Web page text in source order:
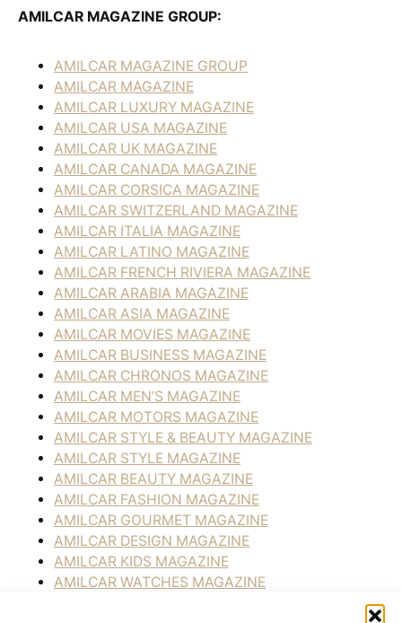
AMILCAR MAGAZINE GROUP:
AMILCAR MAGAZINE GROUP
AMILCAR MAGAZINE
AMILCAR LUXURY MAGAZINE
AMILCAR USA MAGAZINE
AMILCAR UK MAGAZINE
AMILCAR CANADA MAGAZINE
AMILCAR CORSICA MAGAZINE
AMILCAR SWITZERLAND MAGAZINE
AMILCAR ITALIA MAGAZINE
AMILCAR LATINO MAGAZINE
AMILCAR FRENCH RIVIERA MAGAZINE
AMILCAR ARABIA MAGAZINE
AMILCAR ASIA MAGAZINE
AMILCAR MOVIES MAGAZINE
AMILCAR BUSINESS MAGAZINE
AMILCAR CHRONOS MAGAZINE
AMILCAR MEN’S MAGAZINE
AMILCAR MOTORS MAGAZINE
AMILCAR STYLE & BEAUTY MAGAZINE
AMILCAR STYLE MAGAZINE
AMILCAR BEAUTY MAGAZINE
AMILCAR FASHION MAGAZINE
AMILCAR GOURMET MAGAZINE
AMILCAR DESIGN MAGAZINE
AMILCAR KIDS MAGAZINE
AMILCAR WATCHES MAGAZINE